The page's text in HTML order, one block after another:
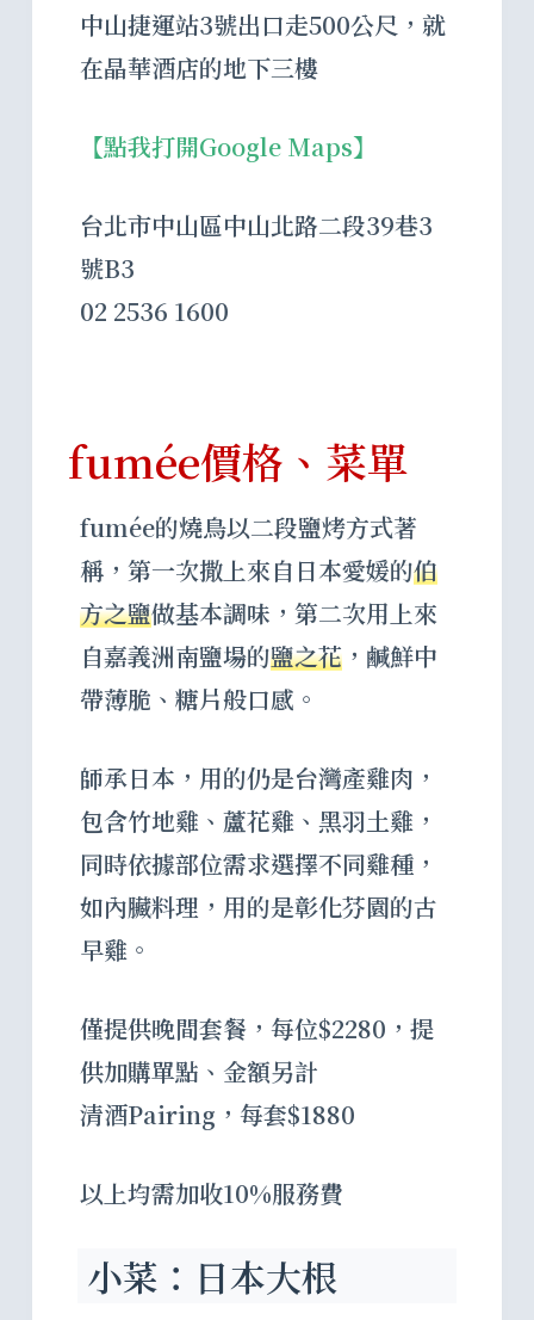
中山捷運站3號出口走500公尺，就
在晶華酒店的地下三樓
【點我打開Google Maps】
台北市中山區中山北路二段39巷3
號B3
02 2536 1600
fumée價格、菜單
fumée的燒鳥以二段鹽烤方式著
稱，第一次撒上來自日本愛媛的伯
方之鹽做基本調味，第二次用上來
自嘉義洲南鹽場的鹽之花，鹹鮮中
帶薄脆、糖片般口感。
師承日本，用的仍是台灣產雞肉，
包含竹地雞、蘆花雞、黑羽土雞，
同時依據部位需求選擇不同雞種，
如內臟料理，用的是彰化芬園的古
早雞。
僅提供晚間套餐，每位$2280，提
供加購單點、金額另計
清酒Pairing，每套$1880
以上均需加收10%服務費
小菜：日本大根